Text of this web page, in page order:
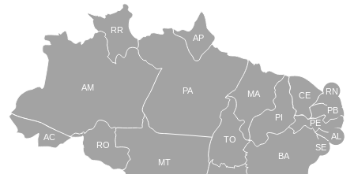
TO
BA
SE
PE
AL
RN
CE
PI
MA
AP
PA
RR
AM
AC
RO
MT
PB